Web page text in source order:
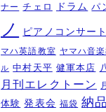
ピアノを購入す
足早いサマーセ
2026年6月7日
ピアノ・アドヴ
発表会を実施し
ナー チェロ ドラム パ
ノ
ピアノコンサート
マハ英語教室 ヤマハ音
ル 中村天平 健軍本店
月刊エレクトーン
体験 発表会 福袋 納品